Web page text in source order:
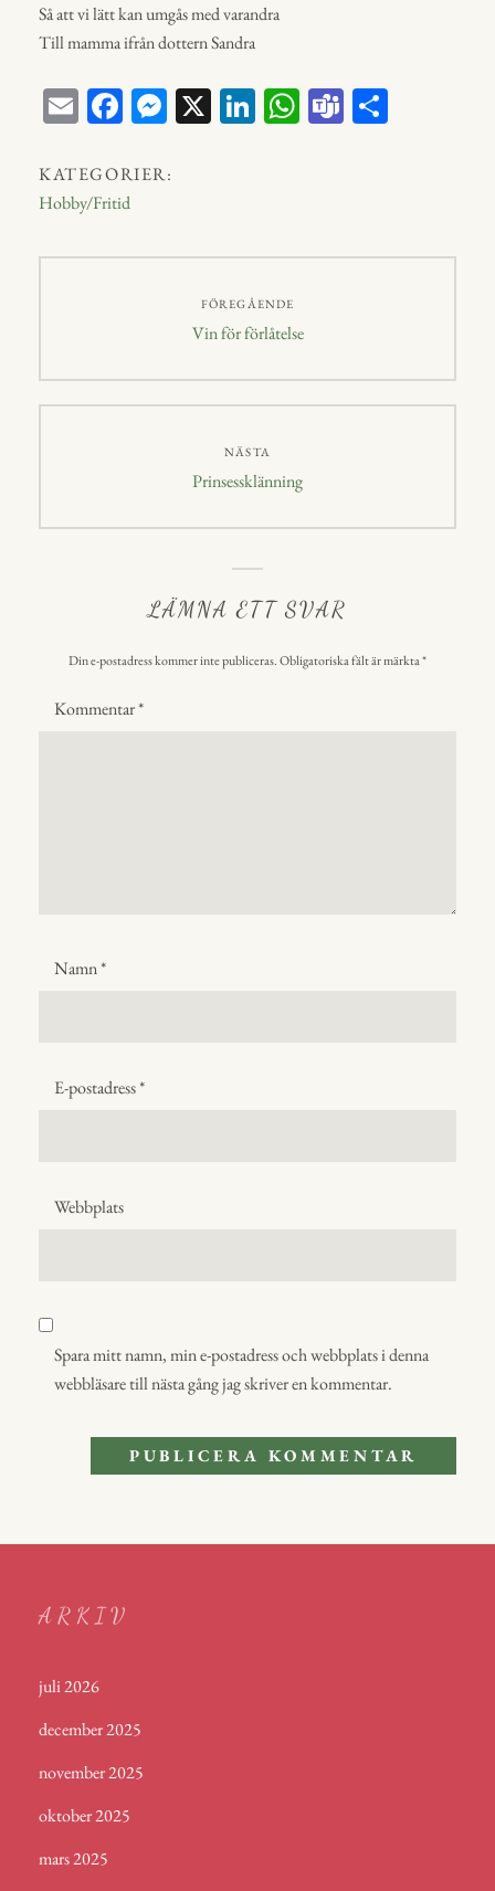
Så att vi lätt kan umgås med varandra
Till mamma ifrån dottern Sandra
E
ail
Fa
bo
ok
M
en
r
X Li W
p
Te
KATEGORIER:
Hobby/Fritid
FÖREGÅENDE
Föregående
Vin för förlåtelse
NÄSTA
Nästa
Prinsessklänning
LÄMNA ETT SVAR
Din e-postadress kommer inte publiceras.Obligatoriska fält är märkta*
Kommentar*
Namn*
E-postadress*
Webbplats
Spara mitt namn, min e-postadress och webbplats i denna
webbläsare till nästa gång jag skriver en kommentar.
ARKIV
juli 2026
december 2025
november 2025
oktober 2025
mars 2025